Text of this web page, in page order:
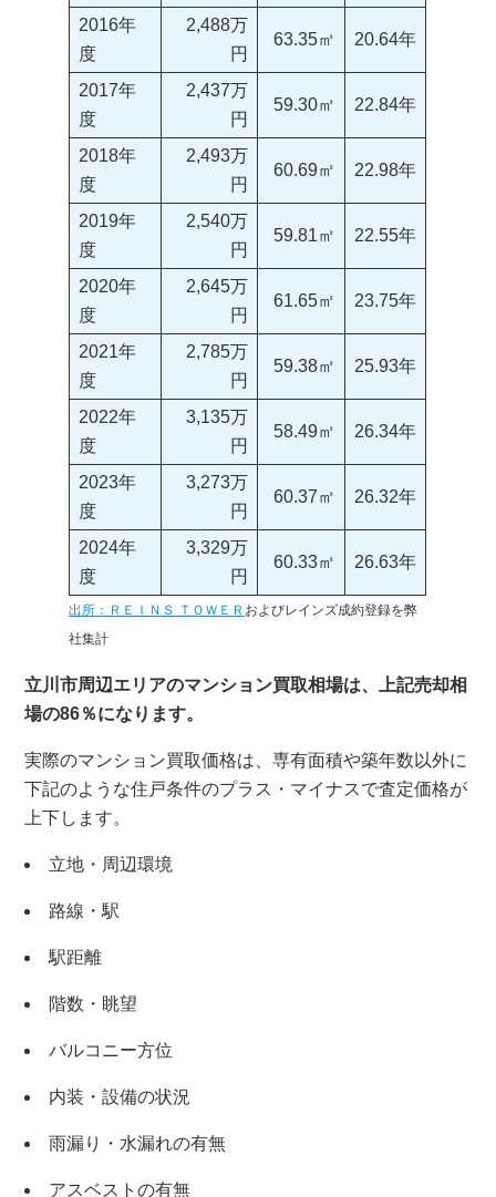
2016年
度
2,488万
円
63.35㎡ 20.64年
2017年
度
2,437万
円
59.30㎡ 22.84年
2018年
度
2,493万
円
60.69㎡ 22.98年
2019年
度
2,540万
円
59.81㎡ 22.55年
2020年
度
2,645万
円
61.65㎡ 23.75年
2021年
度
2,785万
円
59.38㎡ 25.93年
2022年
度
3,135万
円
58.49㎡ 26.34年
2023年
度
3,273万
円
60.37㎡ 26.32年
2024年
度
3,329万
円
60.33㎡ 26.63年
出所：ＲＥＩＮＳ ＴＯＷＥＲ およびレインズ成約登録を弊
社集計
立川市周辺エリアのマンション買取相場は、上記売却相
場の86％になります。
実際のマンション買取価格は、専有面積や築年数以外に
下記のような住戸条件のプラス・マイナスで査定価格が
上下します。
立地・周辺環境
路線・駅
駅距離
階数・眺望
バルコニー方位
内装・設備の状況
雨漏り・水漏れの有無
アスベストの有無